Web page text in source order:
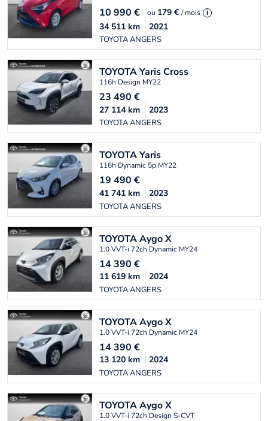
10 990 € ou 179 € / mois i
TOYOTA ANGERS
34 511 km 2021
TOYOTAYaris Cross
116h Design MY22
23 490 €
TOYOTA ANGERS
27 114 km 2023
TOYOTAYaris
116h Dynamic 5p MY22
19 490 €
TOYOTA ANGERS
41 741 km 2023
TOYOTAAygo X
1.0 VVT-i 72ch Dynamic MY24
14 390 €
TOYOTA ANGERS
11 619 km 2024
TOYOTAAygo X
1.0 VVT-i 72ch Dynamic MY24
14 390 €
TOYOTA ANGERS
13 120 km 2024
TOYOTAAygo X
1.0 VVT-i 72ch Design S-CVT